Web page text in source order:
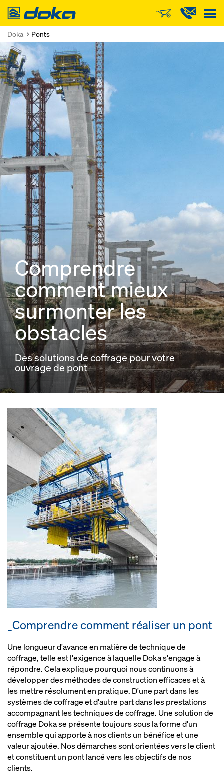
Doka
Doka Ponts
Comprendre
comment mieux
surmonter les
obstacles
Des solutions de coffrage pour votre
ouvrage de pont
_Comprendre comment réaliser un pont
Une longueur d'avance en matière de technique de
coffrage, telle est l'exigence à laquelle Doka s'engage à
répondre. Cela explique pourquoi nous continuons à
développer des méthodes de construction efficaces et à
les mettre résolument en pratique. D'une part dans les
systèmes de coffrage et d'autre part dans les prestations
accompagnant les techniques de coffrage. Une solution de
coffrage Doka se présente toujours sous la forme d'un
ensemble qui apporte à nos clients un bénéfice et une
valeur ajoutée. Nos démarches sont orientées vers le client
et constituent un pont lancé vers les objectifs de nos
clients.